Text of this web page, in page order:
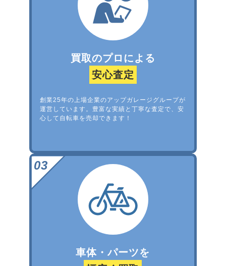
買取のプロによる
安心査定
創業25年の上場企業のアップガレージグループが
運営しています。豊富な実績と丁寧な査定で、安
心して自転車を売却できます！
車体・パーツを